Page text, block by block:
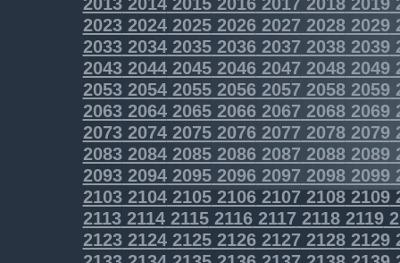
2023202420252026202720282029
20332034203520362037 20382039
20432044204520462047 20482049
20532054205520562057 20582059
20632064206520662067 20682069
20732074207520762077 20782079
20832084208520862087 20882089
20932094209520962097 20982099
2103210421052106210721082109
2113211421152116211721182119
2123212421252126212721282129